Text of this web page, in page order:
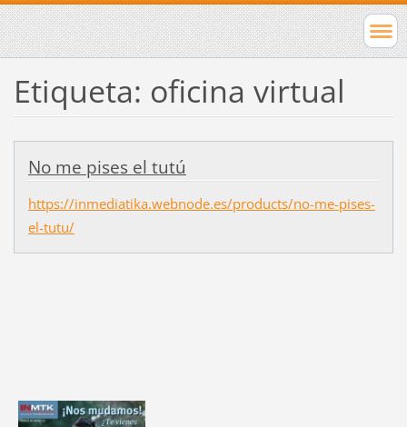
Etiqueta: oficina virtual
No me pises el tutú
https://inmediatika.webnode.es/products/no-me-pises-
el-tutu/